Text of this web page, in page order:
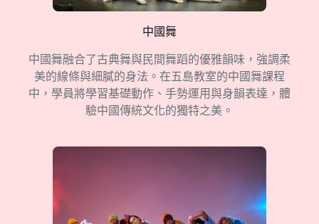
中國舞
中國舞融合了古典舞與民間舞蹈的優雅韻味，強調柔
美的線條與細膩的身法。在五島教室的中國舞課程
中，學員將學習基礎動作、手勢運用與身韻表達，體
驗中國傳統文化的獨特之美。